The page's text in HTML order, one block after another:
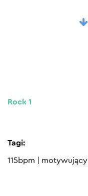
Rock 1
Tagi:
115bpm motywujący